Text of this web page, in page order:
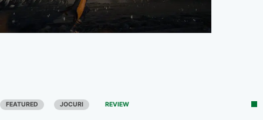
FEATURED JOCURI REVIEW